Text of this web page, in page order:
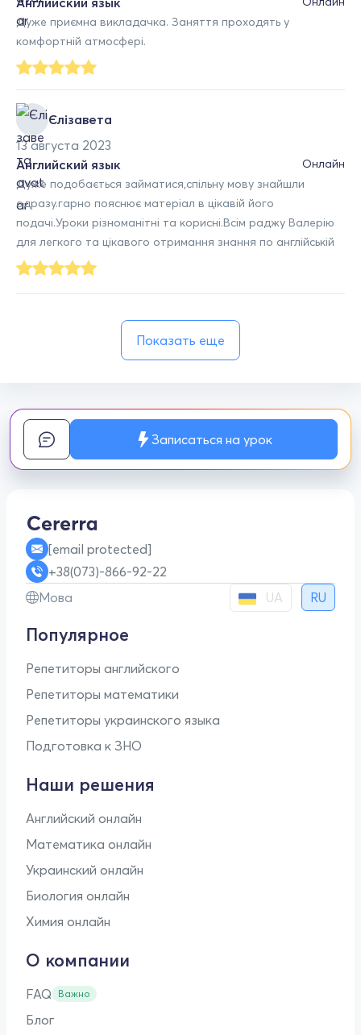
Дуже приємна викладачка. Заняття проходять у
комфортній атмосфері.
Єлізавета
13 августа 2023
Онлайн
Английский язык
Дуже подобається займатися,спільну мову знайшли
одразу.гарно пояснює матеріал в цікавій його
подачі.Уроки різноманітні та корисні.Всім раджу Валерію
для легкого та цікавого отримання знання по англійській
Показать еще
Записаться на урок
[email protected]
+38(073)-866-92-22
Мова
UA RU
Популярное
Репетиторы английского
Репетиторы математики
Репетиторы украинского языка
Подготовка к ЗНО
Наши решения
Английский онлайн
Математика онлайн
Украинский онлайн
Биология онлайн
Химия онлайн
О компании
FAQ Важно
Блог